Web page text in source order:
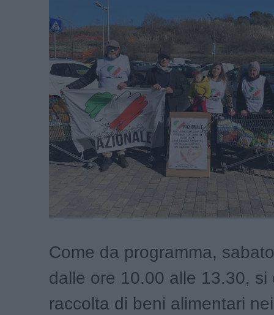
Come da programma,
dalle ore 10.00 alle 13.30, si
raccolta di beni alimentari